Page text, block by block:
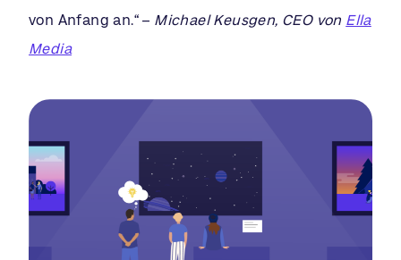
von Anfang an.“ – Michael Keusgen, CEO von Ella
Media